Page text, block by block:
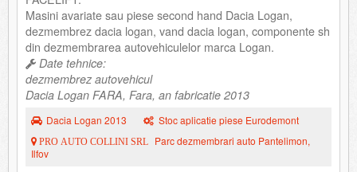
Masini avariate sau piese second hand Dacia Logan,
dezmembrez dacia logan, vand dacia logan, componente sh
din dezmembrarea autovehiculelor marca Logan.
Date tehnice:
dezmembrez autovehicul
Dacia Logan FARA, Fara, an fabricatie 2013
Dacia Logan 2013 Stoc aplicatie piese Eurodemont
PRO AUTO COLLINI SRL
Parc dezmembrari auto Pantelimon,
Ilfov